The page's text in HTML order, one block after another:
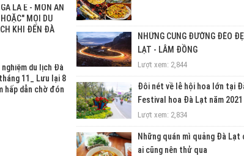
LÁ É - MÓN ĂN
MỌI DU
KHI ĐẾN ĐÀ
nghiệm du lịch Đà
11_ Lưu lại 8
hấp dẫn chờ đón
NHỮNG CUNG ĐƯỜNG ĐÈO
LẠT - LÂM ĐỒNG
Lượt xem: 2,844
Đôi nét về lễ hội hoa lớn tại
Festival hoa Đà Lạt năm 2021
Lượt xem: 2,834
Những quán mì quảng Đà Lạt
ai cũng nên thử qua